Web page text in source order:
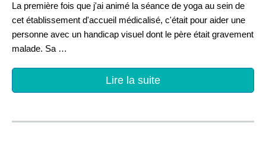
La première fois que j'ai animé la séance de yoga au sein de
cet établissement d'accueil médicalisé, c'était pour aider une
personne avec un handicap visuel dont le père était gravement
malade. Sa …
Lire la suite